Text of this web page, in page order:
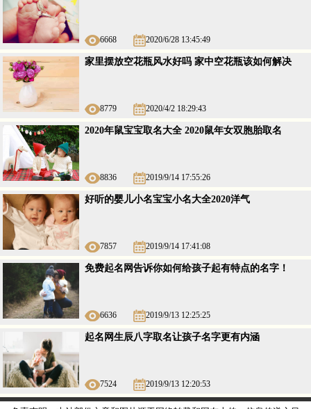
6668 2020/6/28 13:45:49
家里摆放空花瓶风水好吗 家中空花瓶该如何解决
8779 2020/4/2 18:29:43
2020年鼠宝宝取名大全 2020鼠年女双胞胎取名
8836 2019/9/14 17:55:26
好听的婴儿小名宝宝小名大全2020洋气
7857 2019/9/14 17:41:08
免费起名网告诉你如何给孩子起有特点的名字！
6636 2019/9/13 12:25:25
起名网生辰八字取名让孩子名字更有内涵
7524 2019/9/13 12:20:53